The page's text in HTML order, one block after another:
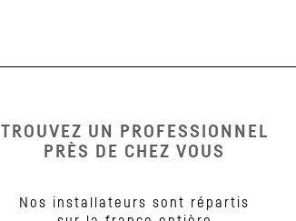
TROUVEZ UN PROFESSIONNEL
PRÈS DE CHEZ VOUS
Nos installateurs sont répartis